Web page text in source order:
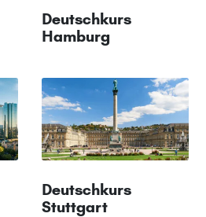
Deutschkurs
Hamburg
Deutschkurs
Stuttgart